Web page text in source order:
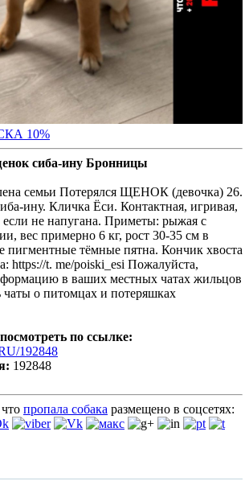
10%
сиба-ину Бронницы
семьи Потерялся ЩЕНОК (девочка) 26.
ину. Кличка Ёси. Контактная, игривая,
если не напугана. Приметы: рыжая с
вес примерно 6 кг, рост 30-35 см в
пигментные тёмные пятна. Кончик хвоста
https://t. me/poiski_esi Пожалуйста,
в ваших местных чатах жильцов
чаты о питомцах и потеряшках
по ссылке:
192848
192848
пропала собака размещено в соцсетях: